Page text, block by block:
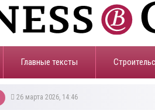
Главные тексты
26 марта 2026, 14:46